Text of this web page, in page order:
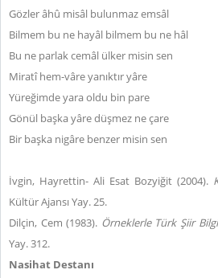
Gözler âhû misâl bulunmaz emsâl
Bilmem bu ne hayâl bilmem bu ne hâl
Bu ne parlak cemâl ülker misin sen
Miratî hem-vâre yanıktır yâre
Yüreğimde yara oldu bin pare
Gönül başka yâre düşmez ne çare
Bir başka nigâre benzer misin sen
İvgin, Hayrettin- Ali Esat Bozyiğit (2004).
Kültür Ajansı Yay. 25.
Dilçin, Cem (1983). Örneklerle Türk Şiir
Yay. 312.
Nasihat Destanı